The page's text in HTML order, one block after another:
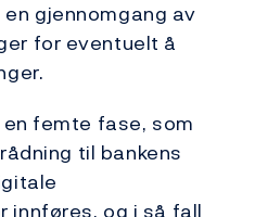
gjennomgang av
for eventuelt å
femte fase, som
til bankens